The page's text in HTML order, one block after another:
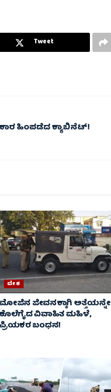
Tweet
ಹಿಂಪಡೆದ ಕ್ಯಾಬಿನೆಟ್!
ದೇಶ
ಮೋಜಿನ ಜೀವನಕ್ಕಾಗಿ ಅತ್ತೆಯನ್ನೇ
ಕೊಲೆಗೈದ ವಿವಾಹಿತ ಮಹಿಳೆ,
ಪ್ರಿಯಕರ ಬಂಧನ!